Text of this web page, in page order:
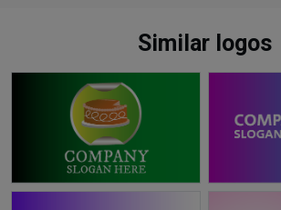
Similar logos